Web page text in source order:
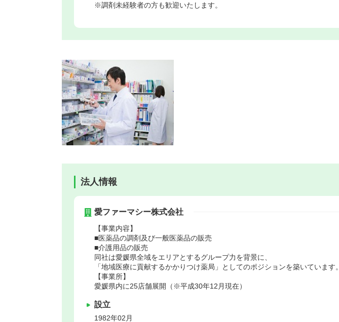
※調剤未経験者の方も歓迎いたします。
法人情報
愛ファーマシー株式会社
【事業内容】
■医薬品の調剤及び一般医薬品の販売
■介護用品の販売
同社は愛媛県全域をエリアとするグループ力を背景に、
「地域医療に貢献するかかりつけ薬局」としてのポジションを築いています。
【事業所】
愛媛県内に25店舗展開（※平成30年12月現在）
設立
1982年02月